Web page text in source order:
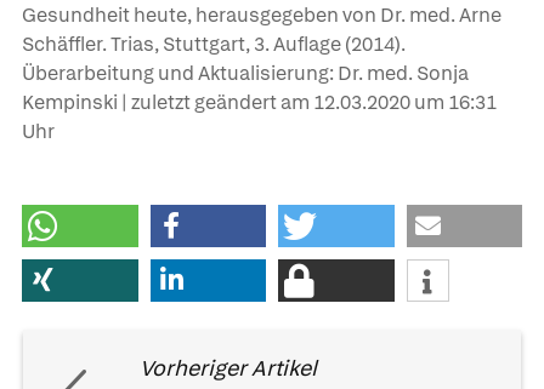
Gesundheit heute, herausgegeben von Dr. med. Arne
Schäffler. Trias, Stuttgart, 3. Auflage (2014).
Überarbeitung und Aktualisierung: Dr. med. Sonja
Kempinski | zuletzt geändert am 12.03.2020um 16:31
Uhr
Vorheriger Artikel